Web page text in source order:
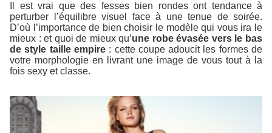
Il est vrai que des fesses bien rondes ont tendance à
perturber l’équilibre visuel face à une tenue de soirée.
D’où l’importance de bien choisir le modèle qui vous ira le
mieux : et quoi de mieux qu’une robe évasée vers le bas
de style taille empire: cette coupe adoucit les formes de
votre morphologie en livrant une image de vous tout à la
fois sexy et classe.